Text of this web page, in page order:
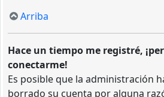
Arriba
Hace un tiempo me registré,
conectarme!
Es posible que la administración
borrado su cuenta por alguna